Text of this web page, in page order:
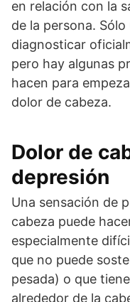
en relación con la
de la persona.
diagnosticar
pero hay algunas
hacen para
dolor de cabeza.
Dolor de
depresión
Una sensación de
cabeza puede
especialmente
que no puede
pesada) o que
alrededor de la